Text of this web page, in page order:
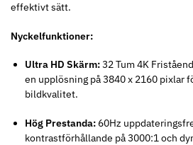
effektivt sätt.
Nyckelfunktioner:
Ultra HD Skärm:32 Tum 4K
en upplösning på 3840 x 2160 pixlar
bildkvalitet.
Hög Prestanda: 60Hz
kontrastförhållande på 3000:1 och